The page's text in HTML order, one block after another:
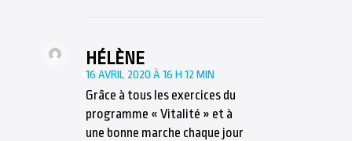
HÉLÈNE
16 AVRIL 2020 À 16 H 12 MIN
Grâce à tous les exercices du
programme « Vitalité » et à
une bonne marche chaque jour